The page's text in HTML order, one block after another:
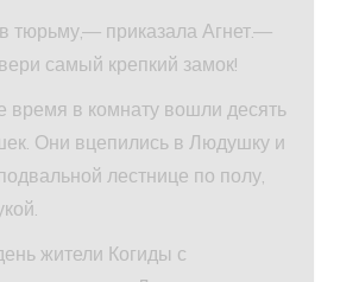
тюрьму,— приказала Агнет.—
самый крепкий замок!
время в комнату вошли десять
Они вцепились в Людушку и
лестнице по полу,
жители Когиды с